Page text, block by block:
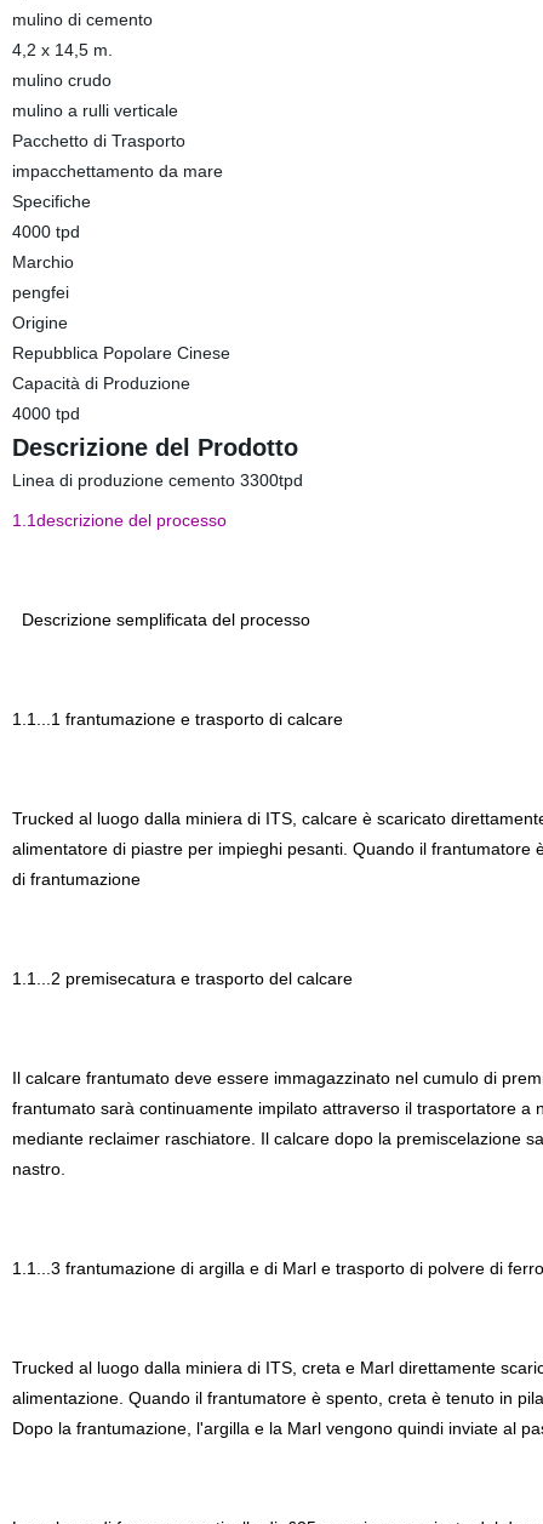
mulino di cemento
4,2 x 14,5 m.
mulino crudo
mulino a rulli verticale
Pacchetto di Trasporto
impacchettamento da mare
Specifiche
4000 tpd
Marchio
pengfei
Origine
Repubblica Popolare Cinese
Capacità di Produzione
4000 tpd
Descrizione del Prodotto
Linea di produzione cemento 3300tpd
1.1descrizione del processo
Descrizione semplificata del processo
1.1...1 frantumazione e trasporto di calcare
Trucked al luogo dalla miniera di ITS, calcare è scaricato
alimentatore di piastre per impieghi pesanti. Quando il
di frantumazione
1.1...2 premisecatura e trasporto del calcare
Il calcare frantumato deve essere immagazzinato nel cumulo di
frantumato sarà continuamente impilato attraverso il trasportatore
mediante reclaimer raschiatore. Il calcare dopo la premiscelazione
nastro.
1.1...3 frantumazione di argilla e di Marl e trasporto di polvere di ferro
Trucked al luogo dalla miniera di ITS, creta e Marl direttamente
alimentazione. Quando il frantumatore è spento, creta è tenuto in
Dopo la frantumazione, l'argilla e la Marl vengono quindi inviate al